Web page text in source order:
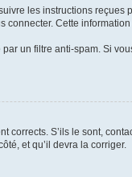
les instructions
Cette
un filtre anti-spam. Si
S’ils le sont,
et qu’il devra la corriger.